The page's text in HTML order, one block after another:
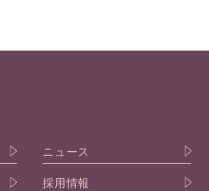
ニュース
採用情報